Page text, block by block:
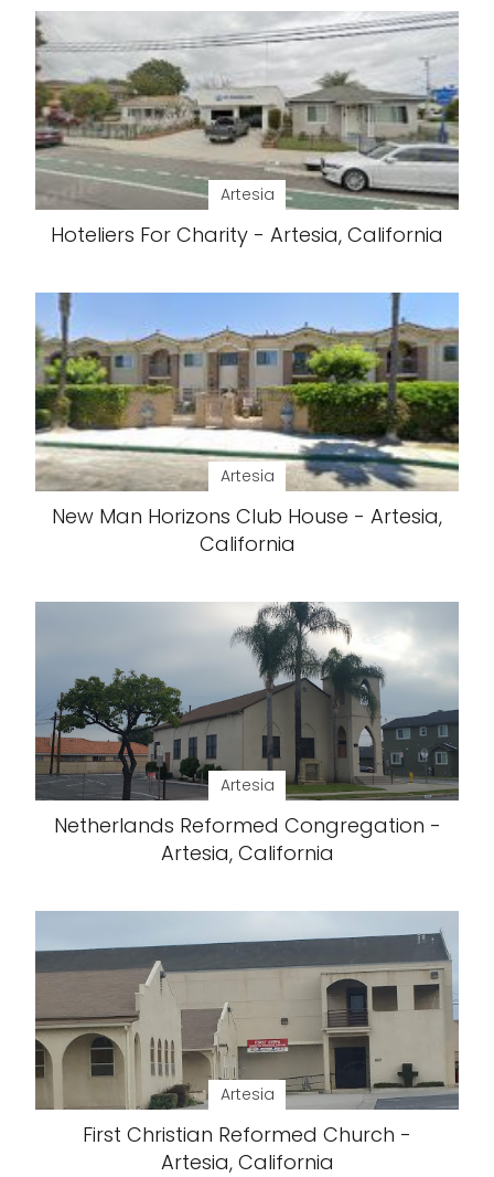
Artesia
Hoteliers For Charity - Artesia, California
Artesia
New Man Horizons Club House - Artesia,
California
Artesia
Netherlands Reformed Congregation -
Artesia, California
Artesia
First Christian Reformed Church -
Artesia, California